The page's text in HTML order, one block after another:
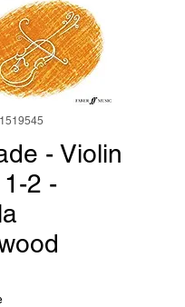
- Violin
2 -